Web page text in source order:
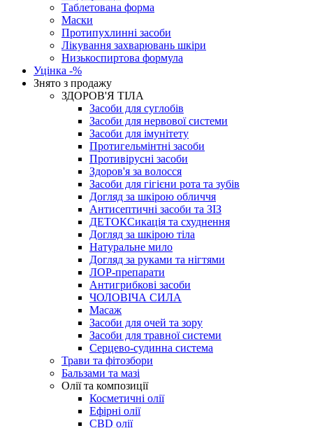
Таблетована форма
Маски
Протипухлинні засоби
Лікування захварювань шкіри
Низькоспиртова формула
Уцінка -%
Знято з продажу
ЗДОРОВ'Я ТІЛА
Засоби для суглобів
Засоби для нервової системи
Засоби для імунітету
Протигельмінтні засоби
Противірусні засоби
Здоров'я за волосся
Засоби для гігієни рота та зубів
Догляд за шкірою обличчя
Антисептичні засоби та ЗІЗ
ДЕТОКСикація та схуднення
Догляд за шкірою тіла
Натуральне мило
Догляд за руками та нігтями
ЛОР-препарати
Антигрибкові засоби
ЧОЛОВІЧА СИЛА
Масаж
Засоби для очей та зору
Засоби для травної системи
Серцево-судинна система
Трави та фітозбори
Бальзами та мазі
Олії та композиції
Косметичні олії
Ефірні олії
CBD олії